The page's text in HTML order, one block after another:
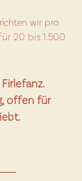
wir pro
20 bis 1.500
offen für